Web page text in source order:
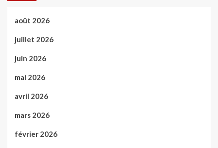
août 2026
juillet 2026
juin 2026
mai 2026
avril 2026
mars 2026
février 2026